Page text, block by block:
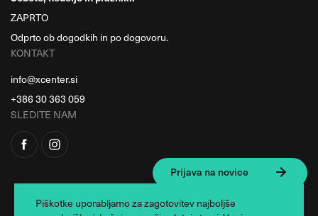
ZAPRTO
Odprto ob dogodkih in po dogovoru.
KONTAKT
info@xcenter.si
+386 30 363 059
SLEDITE NAM
Prijava na novice
Piškotke uporabljamo za zagotovitev najboljše